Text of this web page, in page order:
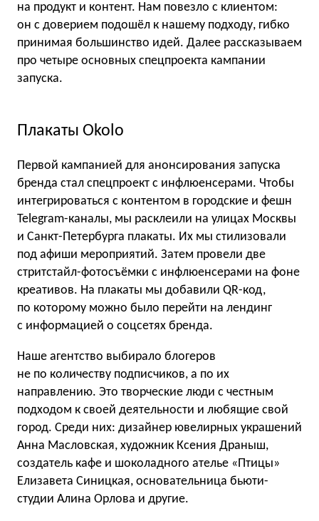
на продукт и контент. Нам повезло с клиентом:
он с доверием подошёл к нашему подходу, гибко
принимая большинство идей. Далее рассказываем
про четыре основных спецпроекта кампании
запуска.
Плакаты Okolo
Первой кампанией для анонсирования запуска
бренда стал спецпроект с инфлюенсерами. Чтобы
интегрироваться с контентом в городские и фешн
Telegram-каналы, мы расклеили на улицах Москвы
и Санкт-Петербурга плакаты. Их мы стилизовали
под афиши мероприятий. Затем провели две
стритстайл-фотосъёмки с инфлюенсерами на фоне
креативов. На плакаты мы добавили QR-код,
по которому можно было перейти на лендинг
с информацией о соцсетях бренда.
Наше агентство выбирало блогеров
не по количеству подписчиков, а по их
направлению. Это творческие люди с честным
подходом к своей деятельности и любящие свой
город. Среди них: дизайнер ювелирных украшений
Анна Масловская, художник Ксения Драныш,
создатель кафе и шоколадного ателье «Птицы»
Елизавета Синицкая, основательница бьюти-
студии Алина Орлова и другие.